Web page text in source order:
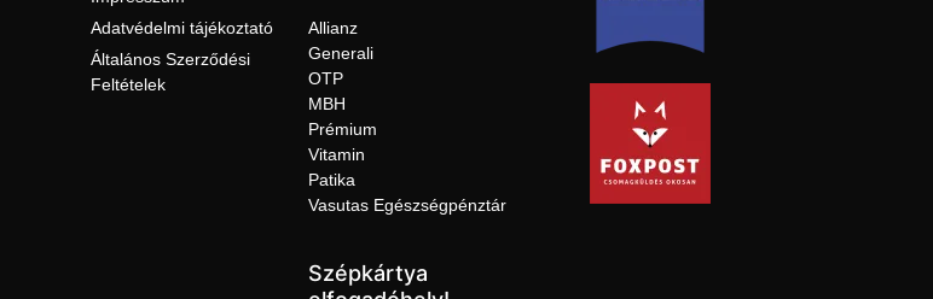
Adatvédelmi tájékoztató
Általános Szerződési
Feltételek
Allianz
Generali
OTP
MBH
Prémium
Vitamin
Patika
Vasutas Egészségpénztár
Szépkártya